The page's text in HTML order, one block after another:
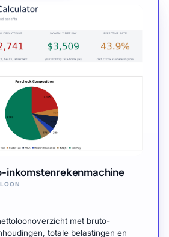
inkomstenrekenmachine
met bruto-
totale belastingen en